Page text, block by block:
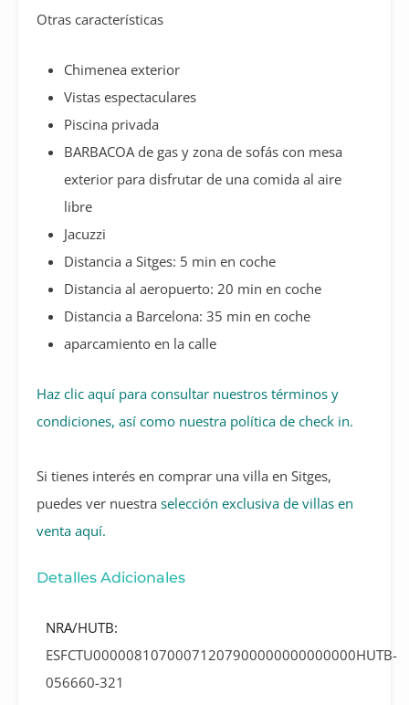
Otras características
Chimenea exterior
Vistas espectaculares
Piscina privada
BARBACOA de gas y zona de sofás con mesa
exterior para disfrutar de una comida al aire
libre
Jacuzzi
Distancia a Sitges: 5 min en coche
Distancia al aeropuerto: 20 min en coche
Distancia a Barcelona: 35 min en coche
aparcamiento en la calle
Haz clic aquí para consultar nuestros términos y
condiciones, así como nuestra política de check in.
Si tienes interés en comprar una villa en Sitges,
puedes ver nuestra selección exclusiva de villas en
venta aquí.
Detalles Adicionales
NRA/HUTB:
ESFCTU00000810700071207900000000000000HUTB-
056660-321